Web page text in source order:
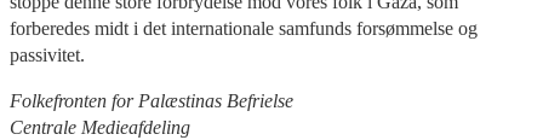
forberedes midt i det internationale samfunds forsømmelse og
passivitet.
Folkefronten for Palæstinas Befrielse
Centrale Medieafdeling